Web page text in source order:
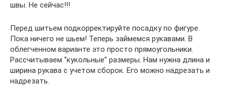
швы. Не сейчас!!!
Перед шитьем подкорректируйте посадку по фигуре.
Пока ничего не шьем! Теперь займемся рукавами. В
облегченном варианте это просто прямоугольники.
Рассчитываем “кукольные” размеры. Нам нужна длина и
ширина рукава с учетом сборок. Его можно надрезать и
надрезать.